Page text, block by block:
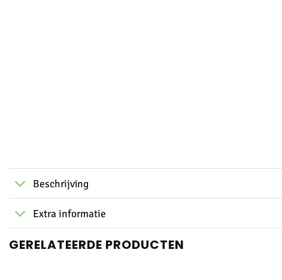
Beschrijving
Extra informatie
GERELATEERDE PRODUCTEN